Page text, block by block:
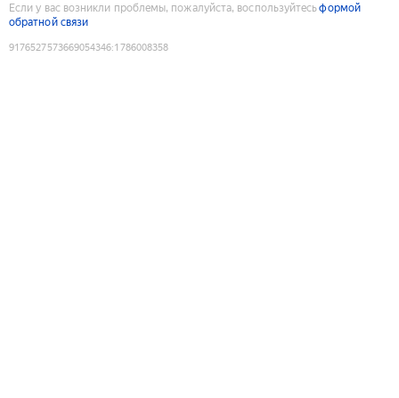
Если у вас возникли проблемы, пожалуйста, воспользуйтесьформой
обратной связи
9176527573669054346:1786008358